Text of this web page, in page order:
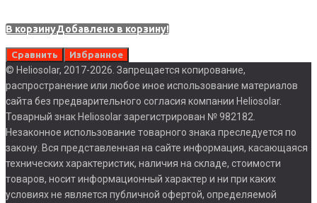
В корзинуДобавлено в корзину!
Сравнить Избранное
© Heliosolar, 2017-2026. Запрещается копирование,
распространение или любое иное использование материалов
сайта без предварительного согласия компании Heliosolar.
Товарный знак Heliosolar зарегистрирован № 982182.
Незаконное использование товарного знака преследуется по
закону. Вся представленная на сайте информация, касающаяся
технических характеристик, наличия на складе, стоимости
товаров, носит информационный характер и ни при каких
условиях не является публичной офертой, определяемой